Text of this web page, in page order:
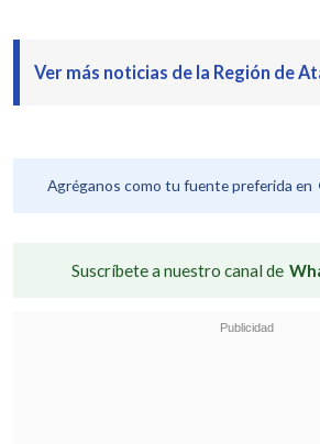
Ver más noticias de la Región de
Agréganos como tu fuente preferida en
Suscríbete a nuestro canal de